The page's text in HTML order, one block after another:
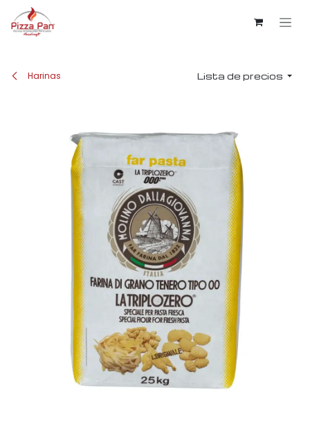
Ir al contenido
Harinas Lista de precios